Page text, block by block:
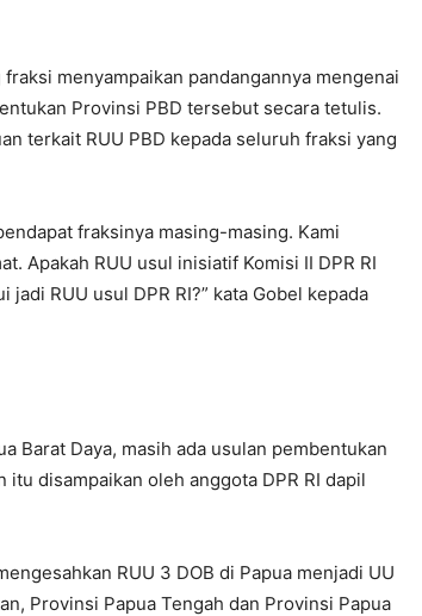
menyampaikan pandangannya mengenai
Provinsi PBD tersebut secara tetulis.
terkait RUU PBD kepada seluruh fraksi yang
fraksinya masing-masing. Kami
Apakah RUU usul inisiatif Komisi II DPR RI
RUU usul DPR RI?” kata Gobel kepada
Barat Daya, masih ada usulan pembentukan
itu disampaikan oleh anggota DPR RI dapil
RUU 3 DOB di Papua menjadi UU
Provinsi Papua Tengah dan Provinsi Papua